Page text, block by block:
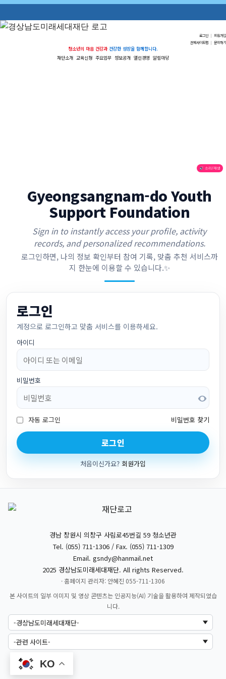
로그인 | 회원가입
전체사이트맵 | 문의하기
청소년의 마음 건강과 건강한 성장을 함께합니다.
재단소개 교육신청 주요업무 정보공개 열린경영 알림마당
🔊 소리/재생
Gyeongsangnam-do Youth
Support Foundation
Sign in to instantly access your profile, activity
records, and personalized recommendations.
로그인하면, 나의 정보 확인부터 참여 기록, 맞춤 추천 서비스까
지 한눈에 이용할 수 있습니다.✨
로그인
계정으로 로그인하고 맞춤 서비스를 이용하세요.
아이디
비밀번호
자동 로그인 비밀번호 찾기
로그인
처음이신가요? 회원가입
KO
경남 창원시 의창구 사림로45번길 59 청소년관
Tel. (055) 711-1306 / Fax. (055) 711-1309
Email. gsndy@hanmail.net
2025 경상남도미래세대재단. All rights Reserved.
· 홈페이지 관리자: 안혜진 055-711-1306
본 사이트의 일부 이미지 및 영상 콘텐츠는 인공지능(AI) 기술을 활용하여 제작되었습
니다.